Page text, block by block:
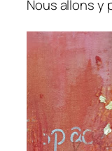
Nous allons y